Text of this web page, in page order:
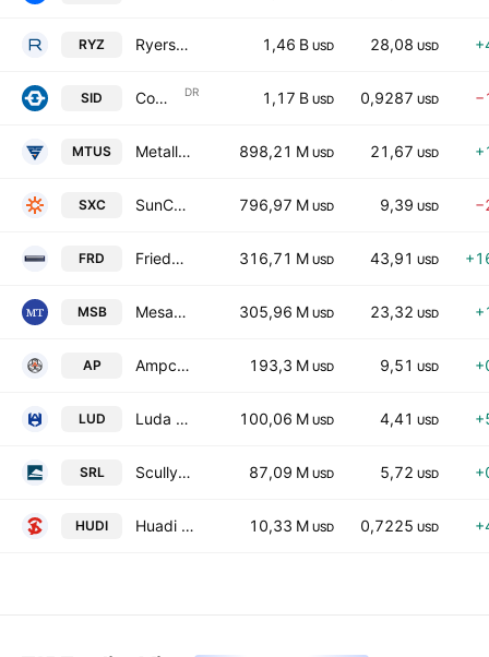
RYZ Ryerson Holding Corporation 1,46 B USD 28,08 USD
SID Companhia Siderurgica Nacional Sponsored ADR DR 1,17 B USD 0,9287 USD
MTUS Metallus Inc. 898,21 M USD 21,67 USD
SXC SunCoke Energy, Inc. 796,97 M USD 9,39 USD
FRD Friedman Industries, Incorporated 316,71 M USD 43,91 USD
MSB Mesabi Trust 305,96 M USD 23,32 USD
AP Ampco-Pittsburgh Corporation 193,3 M USD 9,51 USD
LUD Luda Technology Group Limited 100,06 M USD 4,41 USD
SRL Scully Royalty Ltd. 87,09 M USD 5,72 USD
HUDI Huadi International Group Co., Ltd. Class A 10,33 M USD 0,7225 USD